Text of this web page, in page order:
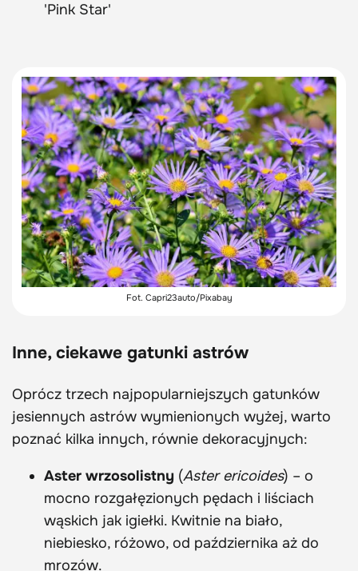
'Pink Star'
Fot. Capri23auto/Pixabay
Inne, ciekawe gatunki astrów
Oprócz trzech najpopularniejszych gatunków
jesiennych astrów wymienionych wyżej, warto
poznać kilka innych, równie dekoracyjnych:
Aster wrzosolistny (Aster ericoides) – o
mocno rozgałęzionych pędach i liściach
wąskich jak igiełki. Kwitnie na biało,
niebiesko, różowo, od października aż do
mrozów.